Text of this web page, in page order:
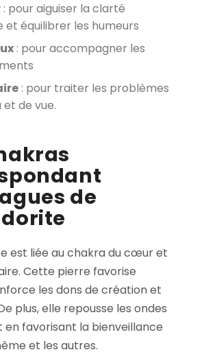
: pour aiguiser la clarté
et équilibrer les humeurs
: pour accompagner les
: pour traiter les problèmes
de vue.
de
est liée au chakra du cœur et
Cette pierre favorise
les dons de création et
plus, elle repousse les ondes
en favorisant la bienveillance
et les autres.